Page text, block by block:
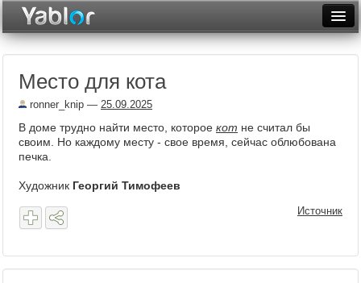
Неделя
Рейтинги
Место для кота
ronner_knip — 25.09.2025
В доме трудно найти место, которое кот не считал бы
своим. Но каждому месту - свое время, сейчас облюбована
печка.
Художник Георгий Тимофеев
Источник